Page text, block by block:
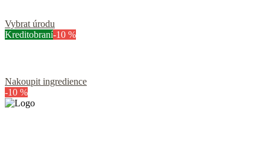
Vybrat úrodu
Kreditobraní-10 %
Nakoupit ingredience
-10 %